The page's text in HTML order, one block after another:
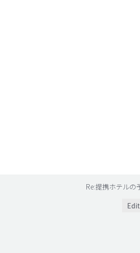
Re:提携ホテルの
Edit